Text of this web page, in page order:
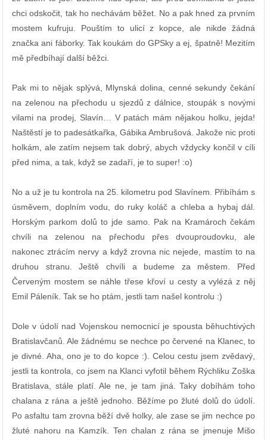
chci odskočit, tak ho nechávám běžet. No a pak hned za prvním
mostem kufruju. Pouštím to ulicí z kopce, ale nikde žádná
značka ani fáborky. Tak koukám do GPSky a ej, špatně! Mezitím
mě předbíhají další běžci.
Pak mi to nějak splývá, Mlynská dolina, cenné sekundy čekání
na zelenou na přechodu u sjezdů z dálnice, stoupák s novými
vilami na prodej, Slavín… V patách mám nějakou holku, jejda!
Naštěstí je to padesátkařka, Gábika Ambrušová. Jakože nic proti
holkám, ale zatím nejsem tak dobrý, abych vždycky končil v cíli
před nima, a tak, když se zadaří, je to super! :o)
No a už je tu kontrola na 25. kilometru pod Slavínem. Přibíhám s
úsměvem, doplním vodu, do ruky koláč a chleba a hybaj dál.
Horským parkom dolů to jde samo. Pak na Kramároch čekám
chvíli na zelenou na přechodu přes dvouproudovku, ale
nakonec ztrácím nervy a když zrovna nic nejede, mastím to na
druhou stranu. Ještě chvíli a budeme za městem. Před
Červeným mostem se náhle třese křoví u cesty a vylézá z něj
Emil Páleník. Tak se ho ptám, jestli tam našel kontrolu :)
Dole v údolí nad Vojenskou nemocnicí je spousta běhuchtivých
Bratislavčanů. Ale žádnému se nechce po červené na Klanec, to
je divné. Aha, ono je to do kopce :). Celou cestu jsem zvědavý,
jestli ta kontrola, co jsem na Klanci vyfotil během Rýchliku Zoška
Bratislava, stále platí. Ale ne, je tam jiná. Taky dobíhám toho
chalana z rána a ještě jednoho. Běžíme po žluté dolů do údolí.
Po asfaltu tam zrovna běží dvě holky, ale zase se jim nechce po
žluté nahoru na Kamzík. Ten chalan z rána se jmenuje Mišo